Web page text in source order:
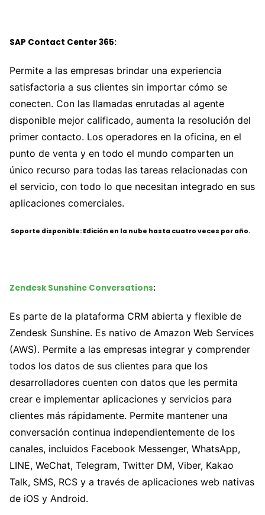
SAP Contact Center 365:
Permite a las empresas brindar una experiencia
satisfactoria a sus clientes sin importar cómo se
conecten. Con las llamadas enrutadas al agente
disponible mejor calificado, aumenta la resolución del
primer contacto. Los operadores en la oficina, en el
punto de venta y en todo el mundo comparten un
único recurso para todas las tareas relacionadas con
el servicio, con todo lo que necesitan integrado en sus
aplicaciones comerciales.
Soporte disponible: Edición en la nube hasta cuatro veces por año.
Zendesk Sunshine Conversations:
Es parte de la plataforma CRM abierta y flexible de
Zendesk Sunshine. Es nativo de Amazon Web Services
(AWS). Permite a las empresas integrar y comprender
todos los datos de sus clientes para que los
desarrolladores cuenten con datos que les permita
crear e implementar aplicaciones y servicios para
clientes más rápidamente. Permite mantener una
conversación continua independientemente de los
canales, incluidos Facebook Messenger, WhatsApp,
LINE, WeChat, Telegram, Twitter DM, Viber, Kakao
Talk, SMS, RCS y a través de aplicaciones web nativas
de iOS y Android.